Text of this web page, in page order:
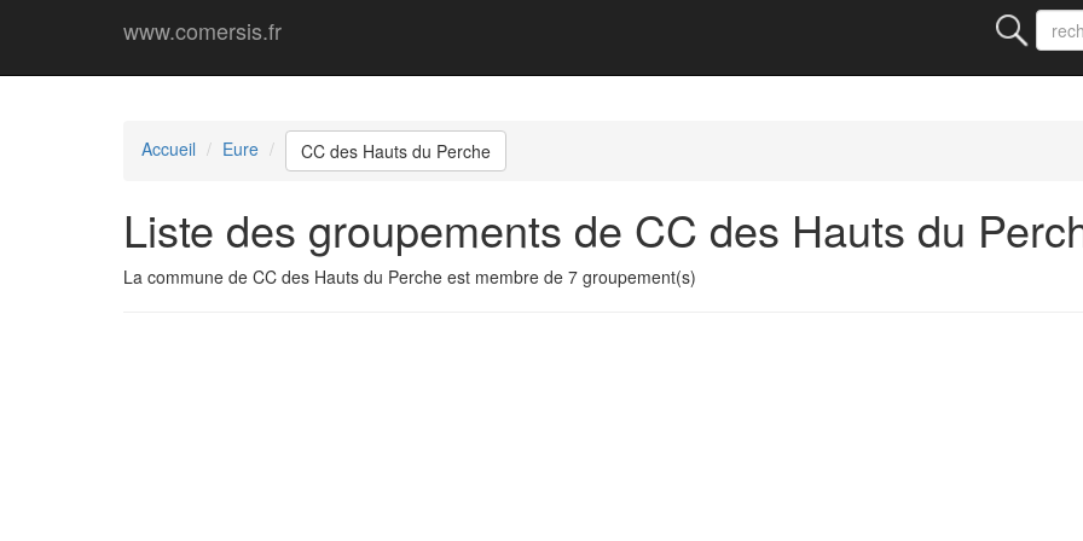
www.comersis.fr
Accueil Eure CC des Hauts du Perche
Liste des groupements de CC des Hauts du
La commune de CC des Hauts du Perche est membre de 7 groupement(s)